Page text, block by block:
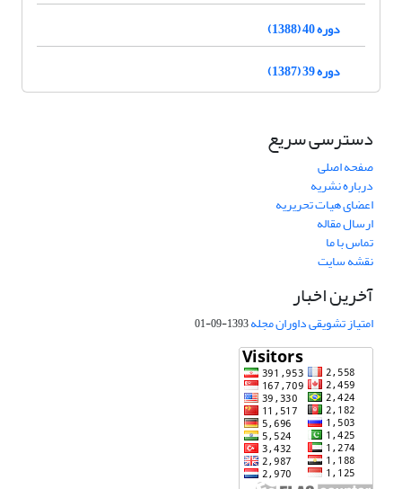
دوره 40 (1388)
دوره 39 (1387)
دسترسی سریع
صفحه اصلی
درباره نشریه
اعضای هیات تحریریه
ارسال مقاله
تماس با ما
نقشه سایت
آخرین اخبار
امتیاز تشویقی داوران مجله1393-09-01